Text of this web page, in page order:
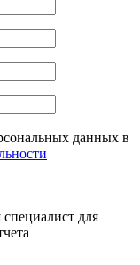
данных в
для